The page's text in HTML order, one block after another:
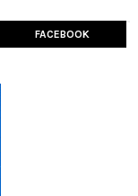
FACEBOOK